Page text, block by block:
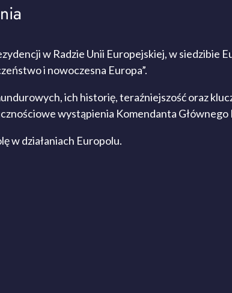
w Radzie Unii Europejskiej, w siedzibie
i nowoczesna Europa”.
ich historię, teraźniejszość oraz
wystąpienia Komendanta
w działaniach Europolu.